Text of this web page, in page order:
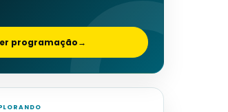
programação→